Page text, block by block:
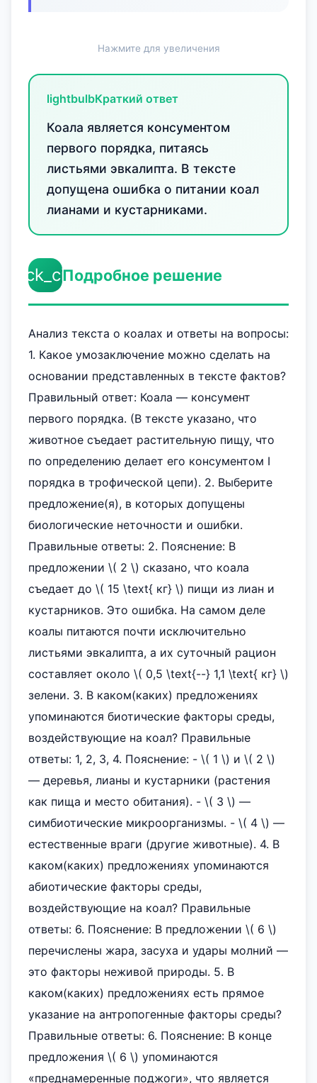
Нажмите для увеличения
lightbulbКраткий ответ
Коала является консументом
первого порядка, питаясь
листьями эвкалипта. В тексте
допущена ошибка о питании коал
лианами и кустарниками.
Подробное решение
Анализ текста о коалах и ответы на вопросы:
1. Какое умозаключение можно сделать на
основании представленных в тексте фактов?
Правильный ответ: Коала — консумент
первого порядка. (В тексте указано, что
животное съедает растительную пищу, что
по определению делает его консументом I
порядка в трофической цепи). 2. Выберите
предложение(я), в которых допущены
биологические неточности и ошибки.
Правильные ответы: 2. Пояснение: В
предложении \( 2 \) сказано, что коала
съедает до \( 15 \text{ кг} \) пищи из лиан и
кустарников. Это ошибка. На самом деле
коалы питаются почти исключительно
листьями эвкалипта, а их суточный рацион
составляет около \( 0,5 \text{--} 1,1 \text{ кг} \)
зелени. 3. В каком(каких) предложениях
упоминаются биотические факторы среды,
воздействующие на коал? Правильные
ответы: 1, 2, 3, 4. Пояснение: - \( 1 \) и \( 2 \)
— деревья, лианы и кустарники (растения
как пища и место обитания). - \( 3 \) —
симбиотические микроорганизмы. - \( 4 \) —
естественные враги (другие животные). 4. В
каком(каких) предложениях упоминаются
абиотические факторы среды,
воздействующие на коал? Правильные
ответы: 6. Пояснение: В предложении \( 6 \)
перечислены жара, засуха и удары молний —
это факторы неживой природы. 5. В
каком(каких) предложениях есть прямое
указание на антропогенные факторы среды?
Правильные ответы: 6. Пояснение: В конце
предложения \( 6 \) упоминаются
«преднамеренные поджоги», что является